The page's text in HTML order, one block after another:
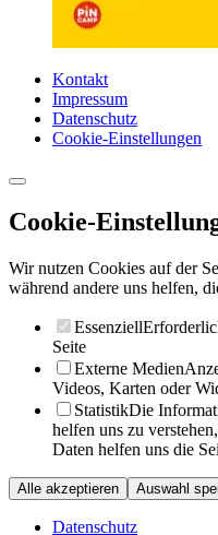
Kontakt
Impressum
Datenschutz
Cookie-Einstellungen
Cookie-
Wir nutzen Cookies auf der
während andere uns helfen,
Essenziell
Seite
Externe Medien
Videos, Karten oder
StatistikDie
helfen uns zu
Daten helfen uns die
Alle akzeptieren Auswahl
Datenschutz